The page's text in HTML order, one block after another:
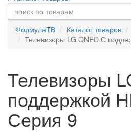
ФормулаТВ Каталог товаров
Телевизоры LG QNED С
Телевизоры
поддержкой
Серия 9